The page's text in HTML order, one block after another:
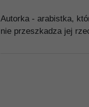
Autorka - arabistka,
nie przeszkadza jej